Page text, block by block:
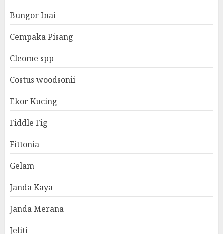
Bungor Inai
Cempaka Pisang
Cleome spp
Costus woodsonii
Ekor Kucing
Fiddle Fig
Fittonia
Gelam
Janda Kaya
Janda Merana
Jeliti